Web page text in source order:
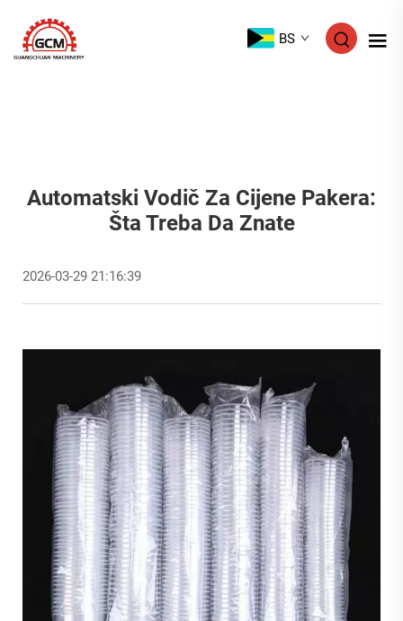
BS
Automatski Vodič Za Cijene Pakera:
Šta Treba Da Znate
2026-03-29 21:16:39